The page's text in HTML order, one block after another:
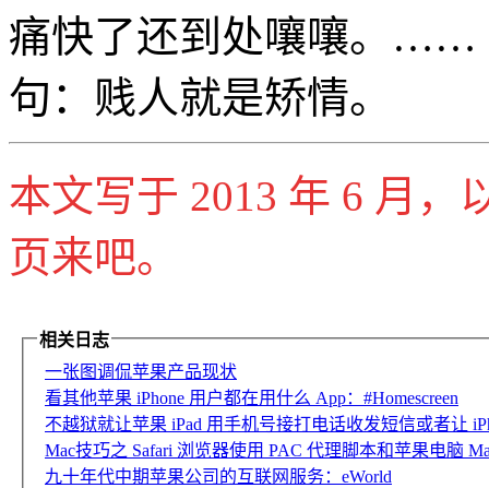
痛快了还到处嚷嚷。……
句：贱人就是矫情。
本文写于 2013 年 6 月，
页来吧。
相关日志
一张图调侃苹果产品现状
看其他苹果 iPhone 用户都在用什么 App：#Homescreen
不越狱就让苹果 iPad 用手机号接打电话收发短信或者让
Mac技巧之 Safari 浏览器使用 PAC 代理脚本和苹果电脑
九十年代中期苹果公司的互联网服务：eWorld